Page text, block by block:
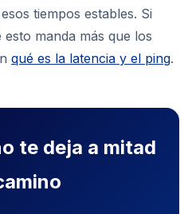
tiempos estables. Si
manda más que los
qué es la latencia y el ping.
te deja a mitad